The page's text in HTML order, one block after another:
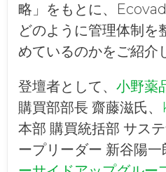
略」をもとに、
どのように管理体制を
めているのかをご紹介
登壇者として、 小野薬
購買部部長 齋藤滋氏、
本部 購買統括部 サス
ープリーダー 新谷陽一